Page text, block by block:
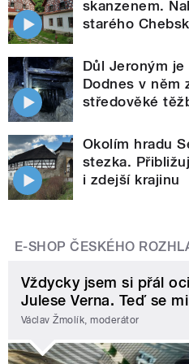
skanzenem.
starého
Důl Jeroným
Dodnes v něm
středověké
Okolím hradu
stezka.
i zdejší krajinu
E-SHOP ČESKÉHO
Vždycky jsem si přál
Julese Verna. Teď se
Václav Žmolík, moderátor